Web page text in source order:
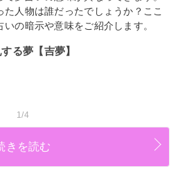
人物は誰だったでしょうか？ここ
の暗示や意味をご紹介します。
る夢【吉夢】
1/4
きを読む